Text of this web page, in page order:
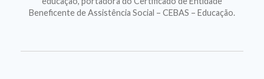
Beneficente de Assistência Social – CEBAS – Educação.